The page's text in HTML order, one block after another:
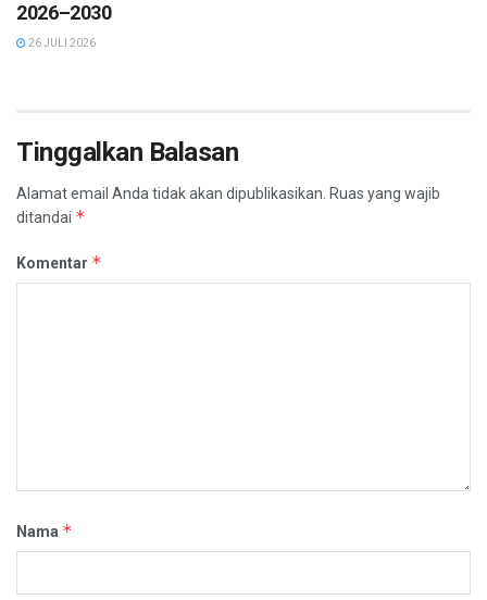
2026–2030
26 JULI 2026
Tinggalkan Balasan
Alamat email Anda tidak akan dipublikasikan. Ruas yang wajib
ditandai *
Komentar *
Nama *